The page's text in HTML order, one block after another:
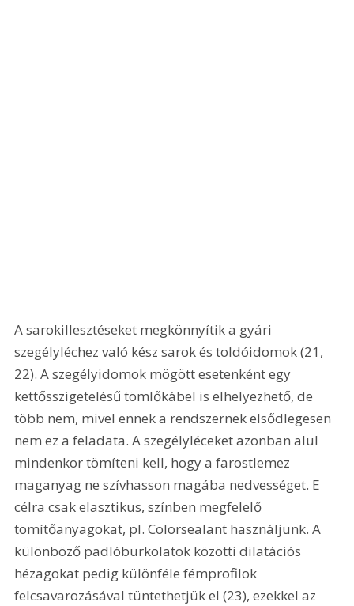
A sarokillesztéseket megkönnyítik a gyári
szegélyléchez való kész sarok és toldóidomok (21,
22). A szegélyidomok mögött esetenként egy
kettősszigetelésű tömlőkábel is elhelyezhető, de
több nem, mivel ennek a rendszernek elsődlegesen
nem ez a feladata. A szegélyléceket azonban alul
mindenkor tömíteni kell, hogy a farostlemez
maganyag ne szívhasson magába nedvességet. E
célra csak elasztikus, színben megfelelő
tömítőanyagokat, pl. Colorsealant használjunk. A
különböző padlóburkolatok közötti dilatációs
hézagokat pedig különféle fémprofilok
felcsavarozásával tüntethetjük el (23), ezekkel az